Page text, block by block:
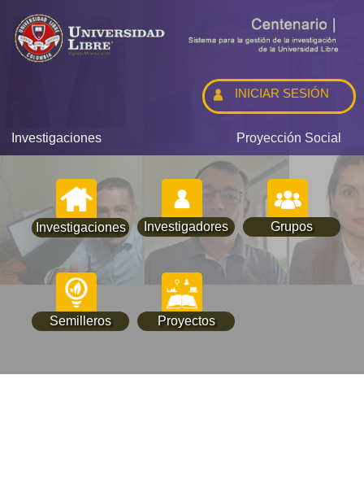
Investigaciones Proyección Social
Investigaciones Investigadores Grupos
Semilleros Proyectos
INICIAR SESIÓN